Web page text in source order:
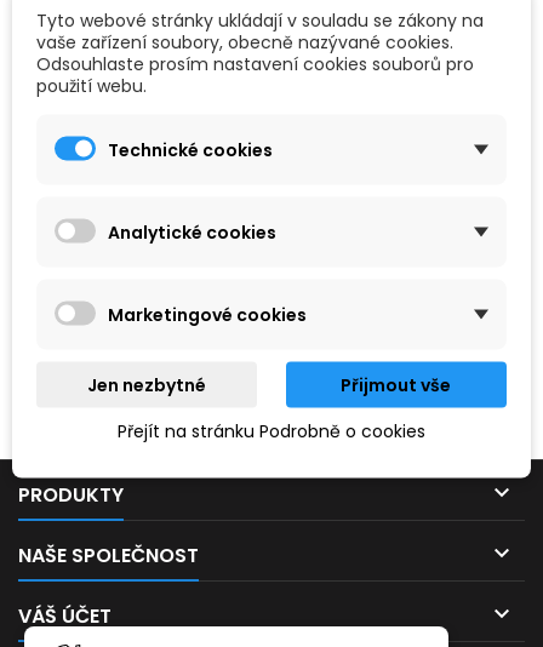
Prosím, zkuste zadat něco jiného.
PRODUKTY 
NAŠE SPOLEČNOST 
VÁŠ ÚČET 
Tyto webové stránky ukládají v souladu se zákony na
vaše zařízení soubory, obecně nazývané cookies.
Odsouhlaste prosím nastavení cookies souborů pro
použití webu.
Technické cookies
Analytické cookies
Marketingové cookies
Jen nezbytné
Přijmout vše
Přejít na stránku Podrobně o cookies